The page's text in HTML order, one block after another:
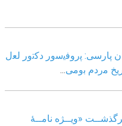
ﭘﺎرﺳﯽ: ﭘروﻓﯾﺳور دﮐﺗور ﻟﻌل
ﻣردم ﺑوﻣﯽ
«ویــژه نامــۀ